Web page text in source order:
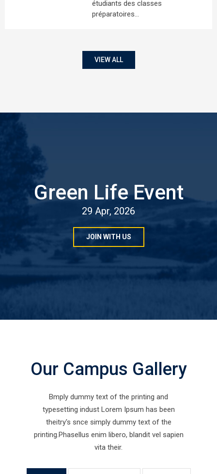
étudiants des classes
préparatoires…
VIEW ALL
Green Life Event
29 Apr, 2026
JOIN WITH US
Our Campus Gallery
Bmply dummy text of the printing and
typesetting indust Lorem Ipsum has been
theitry's snce simply dummy text of the
printing.Phasellus enim libero, blandit vel sapien
vita their.